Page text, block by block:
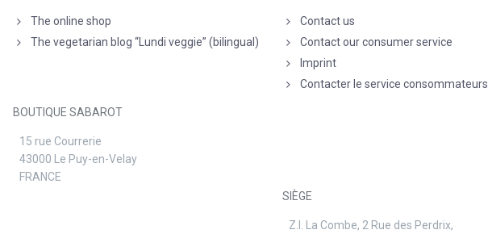
The online shop
The vegetarian blog “Lundi veggie” (bilingual)
BOUTIQUE SABAROT
15 rue Courrerie
43000 Le Puy-en-Velay
FRANCE
Contact us
Contact our consumer service
Imprint
Contacter le service consommateurs
SIÈGE
Z.I. La Combe, 2 Rue des Perdrix,